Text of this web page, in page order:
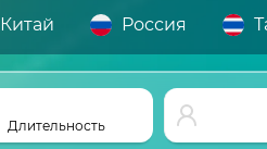
Китай Россия
Длительность